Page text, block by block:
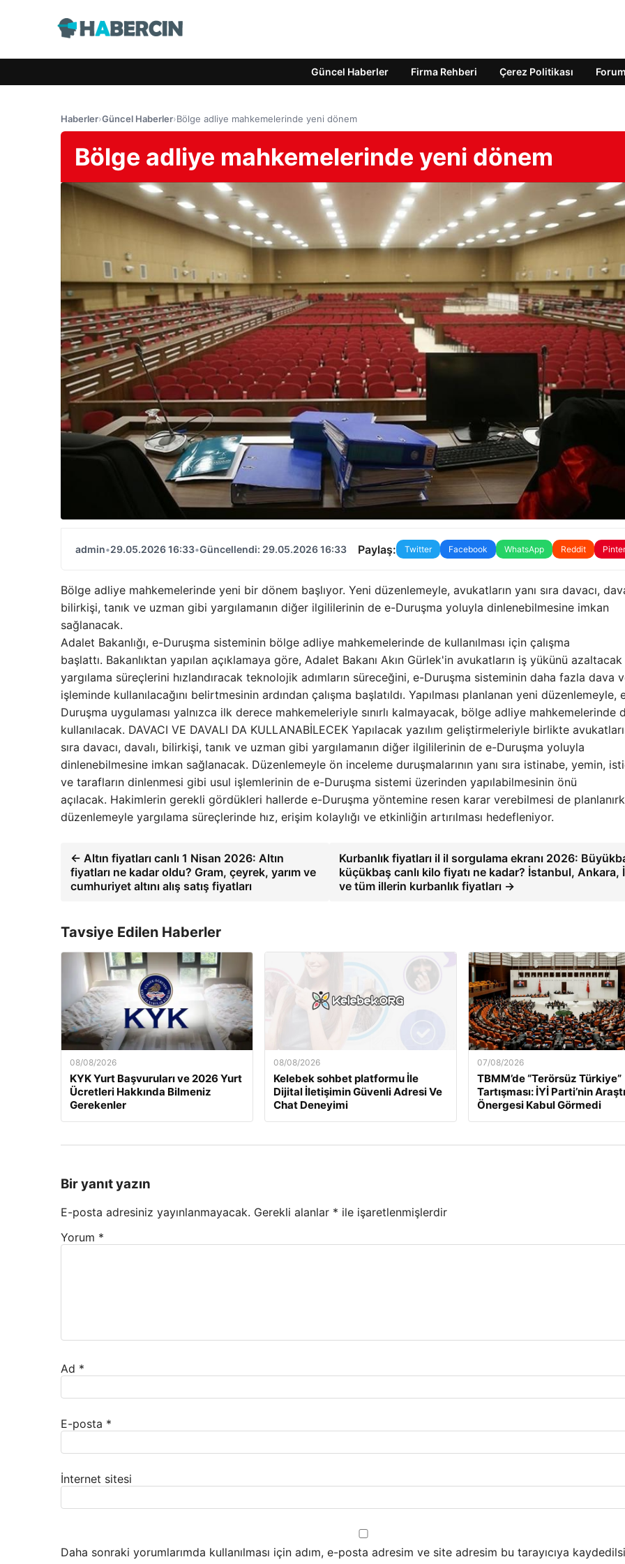
Güncel Haberler Firma Rehberi Çerez Politikası Forum
Haberler›Güncel Haberler›Bölge adliye mahkemelerinde yeni dönem
Bölge adliye mahkemelerinde yeni dönem
admin•29.05.2026 16:33•Güncellendi: 29.05.2026 16:33 Paylaş: Twitter Facebook WhatsApp Reddit
Bölge adliye mahkemelerinde yeni bir dönem başlıyor. Yeni düzenlemeyle, avukatların yanı sıra davacı,
bilirkişi, tanık ve uzman gibi yargılamanın diğer ilgililerinin de e-Duruşma yoluyla dinlenebilmesine imkan
sağlanacak.
Adalet Bakanlığı, e-Duruşma sisteminin bölge adliye mahkemelerinde de kullanılması için çalışma
başlattı. Bakanlıktan yapılan açıklamaya göre, Adalet Bakanı Akın Gürlek'in avukatların iş yükünü
yargılama süreçlerini hızlandıracak teknolojik adımların süreceğini, e-Duruşma sisteminin daha fazla dava
işleminde kullanılacağını belirtmesinin ardından çalışma başlatıldı. Yapılması planlanan yeni düzenlemeyle,
Duruşma uygulaması yalnızca ilk derece mahkemeleriyle sınırlı kalmayacak, bölge adliye mahkemelerinde
kullanılacak. DAVACI VE DAVALI DA KULLANABİLECEK Yapılacak yazılım geliştirmeleriyle birlikte
sıra davacı, davalı, bilirkişi, tanık ve uzman gibi yargılamanın diğer ilgililerinin de e-Duruşma yoluyla
dinlenebilmesine imkan sağlanacak. Düzenlemeyle ön inceleme duruşmalarının yanı sıra istinabe, yemin,
ve tarafların dinlenmesi gibi usul işlemlerinin de e-Duruşma sistemi üzerinden yapılabilmesinin önü
açılacak. Hakimlerin gerekli gördükleri hallerde e-Duruşma yöntemine resen karar verebilmesi de
düzenlemeyle yargılama süreçlerinde hız, erişim kolaylığı ve etkinliğin artırılması hedefleniyor.
← Altın fiyatları canlı 1 Nisan 2026: Altın
fiyatları ne kadar oldu? Gram, çeyrek, yarım ve
cumhuriyet altını alış satış fiyatları
Kurbanlık fiyatları il il sorgulama ekranı 2026:
küçükbaş canlı kilo fiyatı ne kadar? İstanbul, Ankara,
ve tüm illerin kurbanlık fiyatları →
Tavsiye Edilen Haberler
08/08/2026
KYK Yurt Başvuruları ve 2026 Yurt
Ücretleri Hakkında Bilmeniz
Gerekenler
08/08/2026
Kelebek sohbet platformu İle
Dijital İletişimin Güvenli Adresi Ve
Chat Deneyimi
07/08/2026
TBMM’de “Terörsüz Türkiye”
Tartışması: İYİ Parti’nin
Önergesi Kabul Görmedi
Bir yanıt yazın
E-posta adresiniz yayınlanmayacak. Gerekli alanlar * ile işaretlenmişlerdir
Yorum *
Ad *
E-posta *
İnternet sitesi
Daha sonraki yorumlarımda kullanılması için adım, e-posta adresim ve site adresim bu tarayıcıya